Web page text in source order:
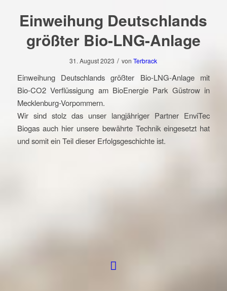
Einweihung Deutschlands
größter Bio-LNG-Anlage
31. August 2023 / vonTerbrack
Einweihung Deutschlands größter Bio-LNG-Anlage mit
Bio-CO2 Verflüssigung am BioEnergie Park Güstrow in
Mecklenburg-Vorpommern.
Wir sind stolz das unser langjähriger Partner EnviTec
Biogasauch hier unsere bewährte Technik eingesetzt hat
und somit ein Teil dieser Erfolgsgeschichte ist.